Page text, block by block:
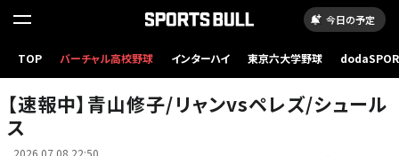
今日の予定
TOP バーチャル高校野球 インターハイ 東京六大学野球
【速報中】青山修子/リャンvsペレズ/シュール
ス
2026.07.08 22:50